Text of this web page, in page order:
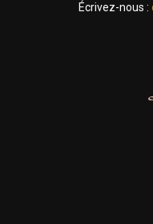
Écrivez-nous :